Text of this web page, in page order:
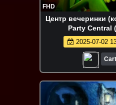
FHD
Центр вечеринки
Party Central
2025-07-02